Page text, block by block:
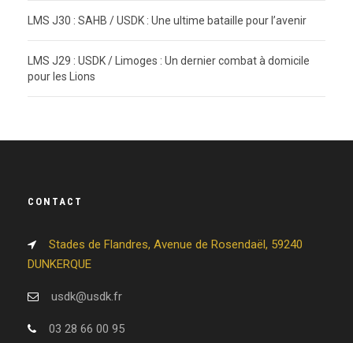
LMS J30 : SAHB / USDK : Une ultime bataille pour l’avenir
LMS J29 : USDK / Limoges : Un dernier combat à domicile
pour les Lions
CONTACT
Stades de Flandres, Avenue de Rosendaël, 59240
DUNKERQUE
usdk@usdk.fr
03 28 66 00 95